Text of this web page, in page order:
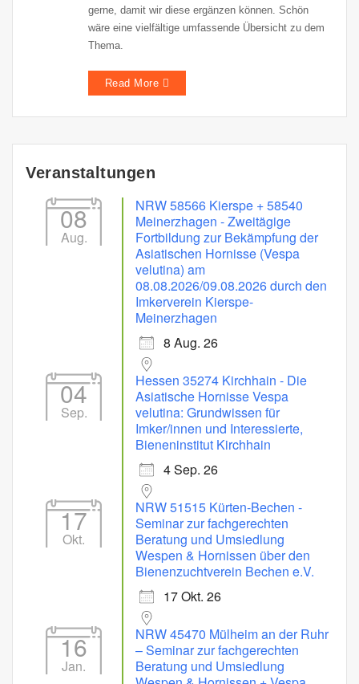
gerne, damit wir diese ergänzen können. Schön
wäre eine vielfältige umfassende Übersicht zu dem
Thema.
Read More
Veranstaltungen
08
Aug.
NRW 58566 Kierspe + 58540
Meinerzhagen - Zweitägige
Fortbildung zur Bekämpfung der
Asiatischen Hornisse (Vespa
velutina) am
08.08.2026/09.08.2026 durch den
Imkerverein Kierspe-
Meinerzhagen
8 Aug. 26
04
Sep.
Hessen 35274 Kirchhain - Die
Asiatische Hornisse Vespa
velutina: Grundwissen für
Imker/innen und Interessierte,
Bieneninstitut Kirchhain
4 Sep. 26
17
Okt.
NRW 51515 Kürten-Bechen -
Seminar zur fachgerechten
Beratung und Umsiedlung
Wespen & Hornissen über den
Bienenzuchtverein Bechen e.V.
17 Okt. 26
16
Jan.
NRW 45470 Mülheim an der Ruhr
– Seminar zur fachgerechten
Beratung und Umsiedlung